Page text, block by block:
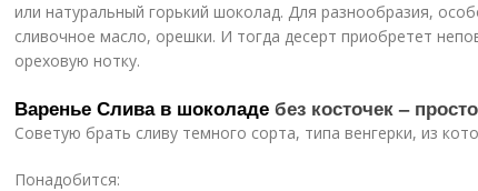
или натуральный горький шоколад. Для разнообразия,
сливочное масло, орешки. И тогда десерт приобретет
ореховую нотку.
Варенье Слива в шоколаде без косточек –
Советую брать сливу темного сорта, типа венгерки, из
Понадобится: